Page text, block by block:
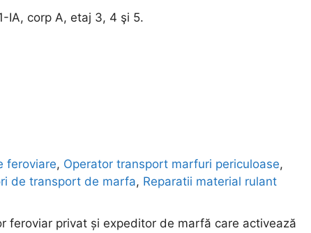
IA, corp A, etaj 3, 4 şi 5.
feroviare, Operator transport marfuri periculoase,
de transport de marfa, Reparatii material rulant
feroviar privat și expeditor de marfă care activează